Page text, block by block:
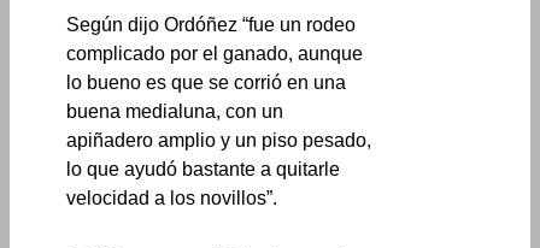
Según dijo Ordóñez “fue un rodeo
complicado por el ganado, aunque
lo bueno es que se corrió en una
buena medialuna, con un
apiñadero amplio y un piso pesado,
lo que ayudó bastante a quitarle
velocidad a los novillos”.